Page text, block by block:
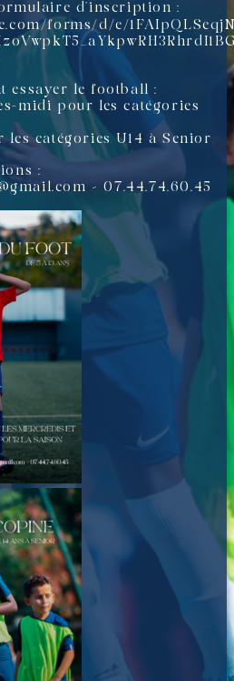
d’inscription :
forms/d/e/
essayer le football :
midi pour les catégories
les catégories U14 à Senior
:
– 07.44.74.60.45